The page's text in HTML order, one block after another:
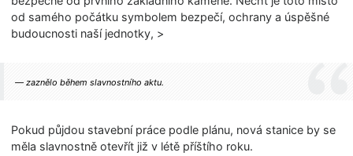
od samého počátku symbolem bezpečí, ochrany a úspěšné
budoucnosti naší jednotky, >
zaznělo během slavnostního aktu.
Pokud půjdou stavební práce podle plánu, nová stanice by se
měla slavnostně otevřít již v létě příštího roku.